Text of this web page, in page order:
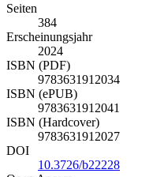
Seiten
384
Erscheinungsjahr
2024
ISBN (PDF)
9783631912034
ISBN (ePUB)
9783631912041
ISBN (Hardcover)
9783631912027
DOI
10.3726/b22228